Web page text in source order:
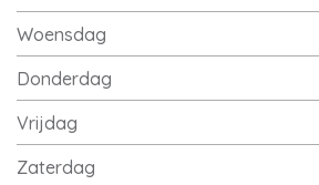
Woensdag
Donderdag
Vrijdag
Zaterdag